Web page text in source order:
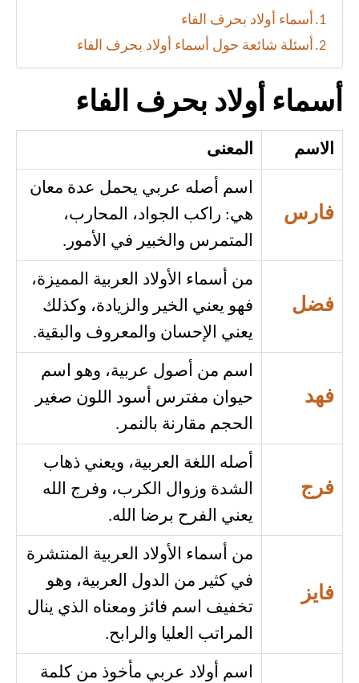
أسماء أولاد بحرف الفاء
أسئلة شائعة حول أسماء أولاد بحرف الفاء
أسماء أولاد بحرف الفاء
الاسم المعنى
فارس
اسم أصله عربي يحمل عدة معان
هي: راكب الجواد، المحارب،
المتمرس والخبير في الأمور.
فضل
من أسماء الأولاد العربية المميزة،
فهو يعني الخير والزيادة، وكذلك
يعني الإحسان والمعروف والبقية.
فهد
اسم من أصول عربية، وهو اسم
حيوان مفترس أسود اللون صغير
الحجم مقارنة بالنمر.
فرج
أصله اللغة العربية، ويعني ذهاب
الشدة وزوال الكرب، وفرج الله
يعني الفرح برضا الله.
فايز
من أسماء الأولاد العربية المنتشرة
في كثير من الدول العربية، وهو
تخفيف اسم فائز ومعناه الذي ينال
المراتب العليا والرابح.
اسم أولاد عربي مأخوذ من كلمة